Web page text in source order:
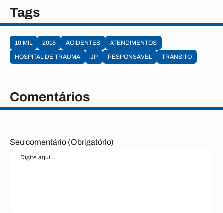
Tags
10 MIL 2018 ACIDENTES
ATENDIMENTOS
HOSPITAL DE TRAUMA
JP RESPONSÁVEL TRÂNSITO
Comentários
Seu comentário (Obrigatório)